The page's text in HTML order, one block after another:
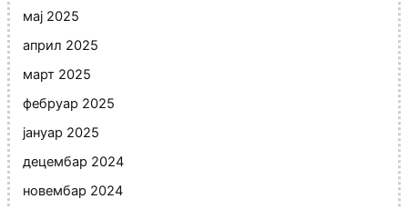
мај 2025
април 2025
март 2025
фебруар 2025
јануар 2025
децембар 2024
новембар 2024